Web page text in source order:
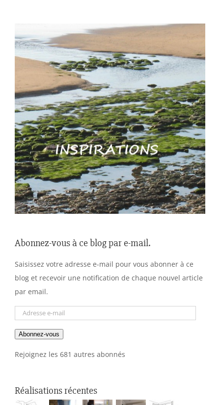
Abonnez-vous à ce blog par e-mail.
Saisissez votre adresse e-mail pour vous abonner à ce
blog et recevoir une notification de chaque nouvel article
par email.
Adresse
mail
Abonnez-vous
Rejoignez les 681 autres abonnés
Réalisations récentes